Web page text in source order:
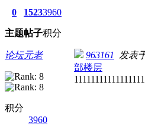
0
主题
1523
帖子
3960
积分
论坛元老
积分
3960
963161 发表
部楼层